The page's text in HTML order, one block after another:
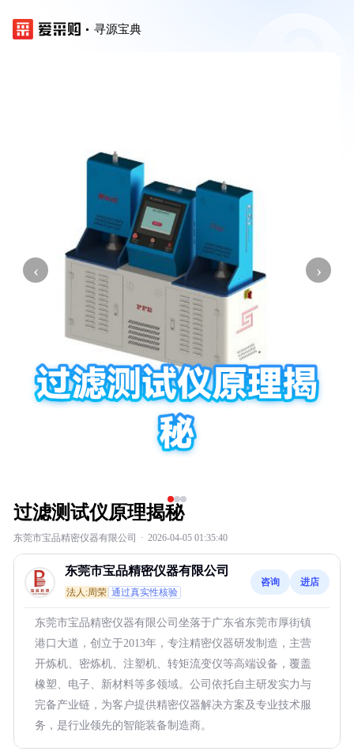
寻源宝典
‹ ›
过滤测试仪原理揭秘
东莞市宝品精密仪器有限公司 · 2026-04-05 01:35:40
东莞市宝品精密仪器有限公司
法人:周荣 通过真实性核验
咨询 进店
东莞市宝品精密仪器有限公司坐落于广东省东莞市厚街镇
港口大道，创立于2013年，专注精密仪器研发制造，主营
开炼机、密炼机、注塑机、转矩流变仪等高端设备，覆盖
橡塑、电子、新材料等多领域。公司依托自主研发实力与
完备产业链，为客户提供精密仪器解决方案及专业技术服
务，是行业领先的智能装备制造商。